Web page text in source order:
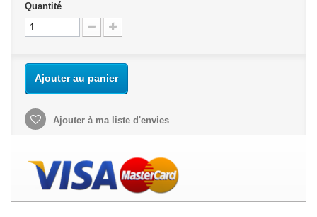
Quantité
Ajouter au panier
Ajouter à ma liste d'envies